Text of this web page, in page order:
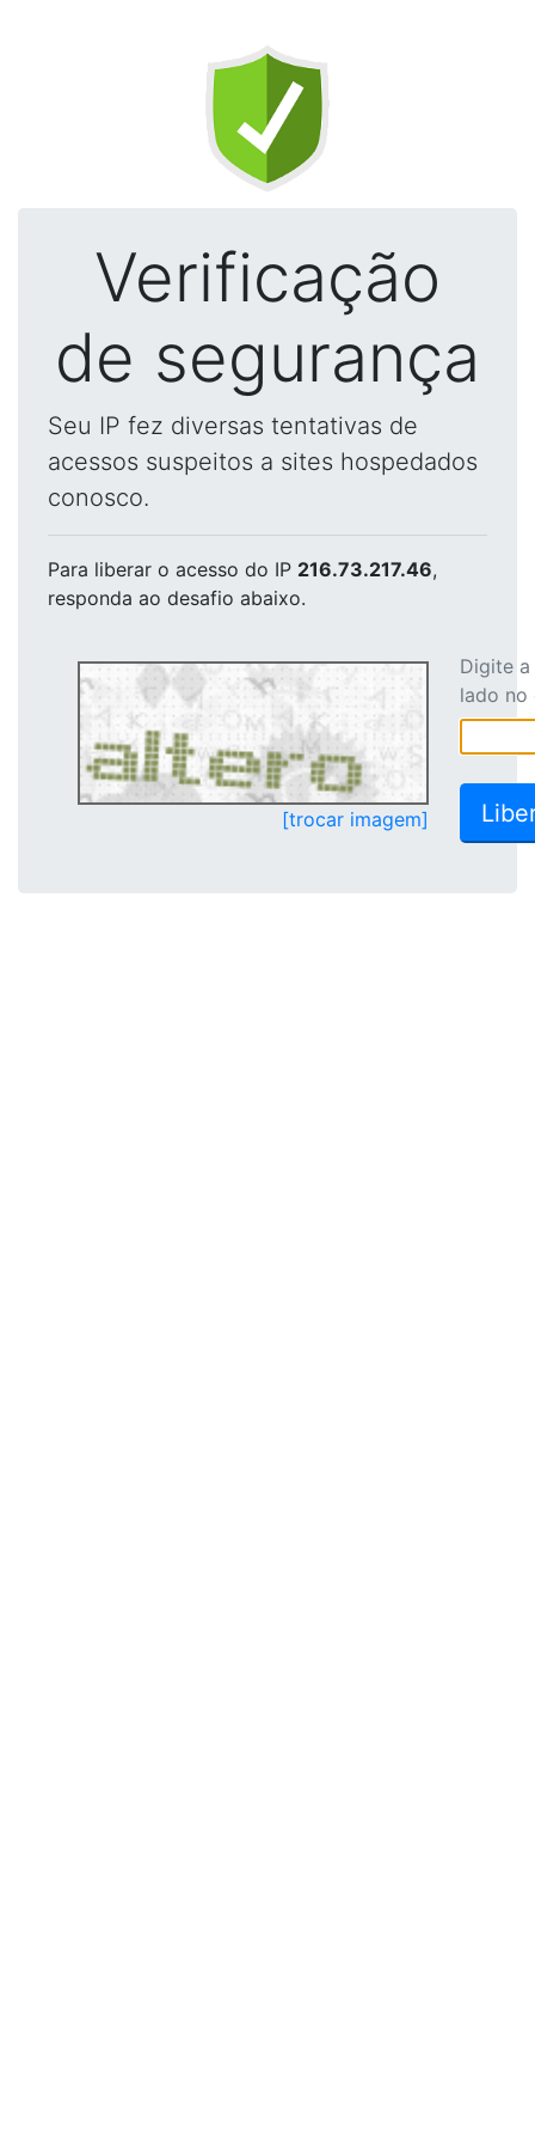
Verificação
de segurança
Seu IP fez diversas tentativas de
acessos suspeitos a sites hospedados
conosco.
Para liberar o acesso do IP 216.73.217.46,
responda ao desafio abaixo.
[trocar imagem]
Digite
lado no